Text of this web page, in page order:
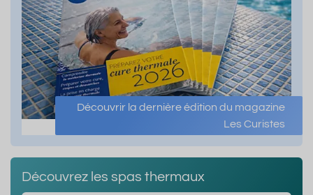
Découvrir la dernière édition du magazine
Les Curistes
Découvrez les spas thermaux